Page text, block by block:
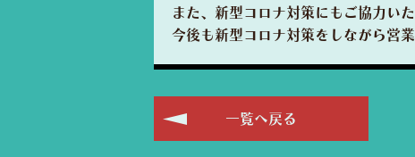
また、新型コロナ対策にもご協力い
今後も新型コロナ対策をしながら営
一覧へ戻る